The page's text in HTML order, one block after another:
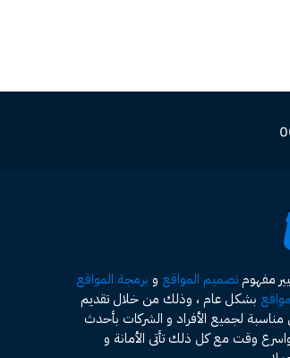
مفهومتصميم المواقع و برمجة المواقع
بشكل عام ، وذلك من خلال تقديم
لجميع الأفراد و الشركات بأحدث
وقت مع كل ذلك تأتى الأمانة و